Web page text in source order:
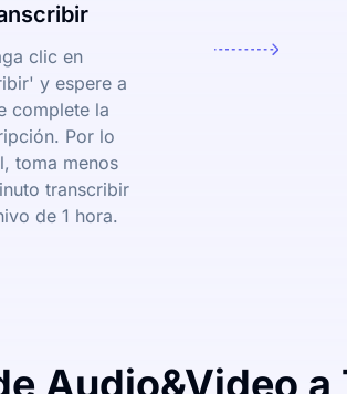
clic en
y espere a
complete la
Por lo
toma menos
transcribir
de 1 hora.
Audio&Video a